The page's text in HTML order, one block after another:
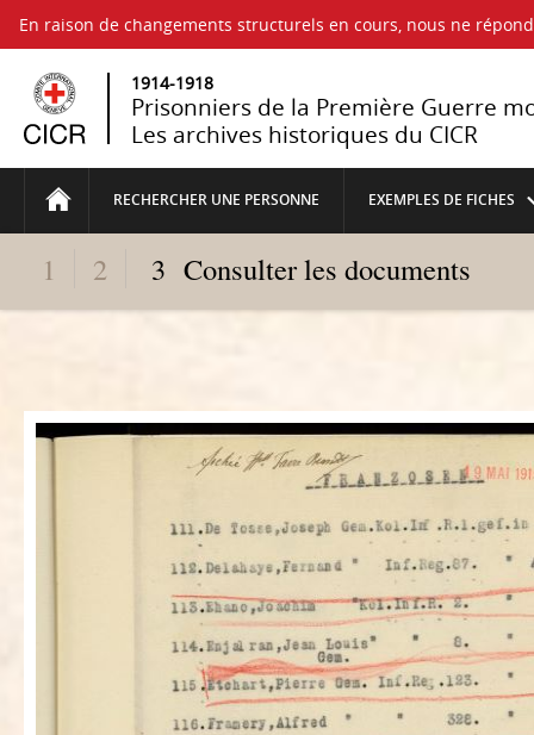
En raison de changements structurels en cours, nous ne
1914-1918
Prisonniers de la Première Guerre
Les archives historiques du CICR
RECHERCHER UNE PERSONNE EXEMPLES DE FICHES
1 2 3 Consulter les documents